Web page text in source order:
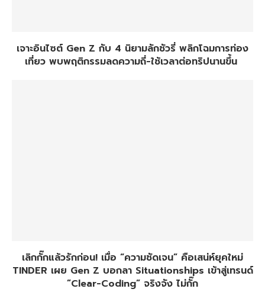
เจาะอินไซต์ Gen Z กับ 4 นิยามลักชัวรี่ พลิกโฉมการท่อง
เที่ยว พบพฤติกรรมลดความถี่-ใช้เวลาต่อทริปนานขึ้น
เลิกกั๊กแล้วรักก่อน! เมื่อ “ความชัดเจน” คือเสน่ห์ยุคใหม่
TINDER เผย Gen Z บอกลา Situationships เข้าสู่เทรนด์
​”Clear-Coding” จริงจัง ไม่กั๊ก